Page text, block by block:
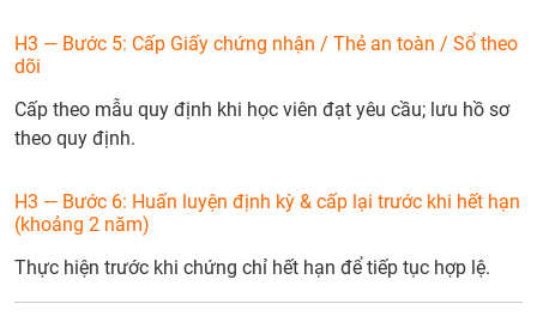
H3 — Bước 5: Cấp Giấy chứng nhận / Thẻ an toàn / Sổ theo
dõi
Cấp theo mẫu quy định khi học viên đạt yêu cầu; lưu hồ sơ
theo quy định.
H3 — Bước 6: Huấn luyện định kỳ & cấp lại trước khi hết hạn
(khoảng 2 năm)
Thực hiện trước khi chứng chỉ hết hạn để tiếp tục hợp lệ.